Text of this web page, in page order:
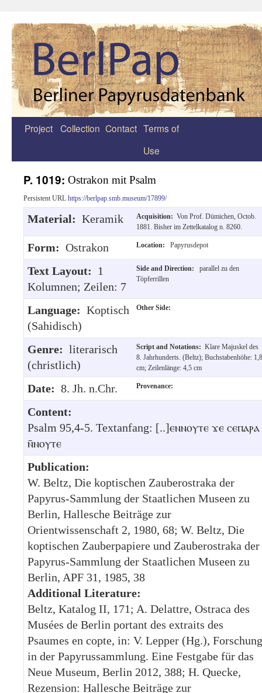
Zum
Project Collection Contact Terms of
Use
P. 1019: Ostrakon mit Psalm
Persistent URL https://berlpap.smb.museum/17899/
Material: Keramik Acquisition: Von Prof. Dümichen, Octob.
1881. Bisher im Zettelkatalog n. 8260.
Form: Ostrakon Location: Papyrusdepot
Text Layout: 1
Kolumnen; Zeilen: 7
Side and Direction:
parallel zu den
Töpferrillen
Language: Koptisch
(Sahidisch)
Other Side:
Genre: literarisch
(christlich)
Script and Notations: Klare Majuskel des
8. Jahrhunderts. (Beltz); Buchstabenhöhe: 1,8
cm; Zeilenlänge: 4,5 cm
Date: 8. Jh. n.Chr. Provenance:
Content:
Psalm 95,4-5. Textanfang: [..]ⲉⲛⲛⲟⲩⲧⲉ ϫⲉ ⲥⲉⲡⲁⲣⲁ
ⲛ̄ⲛⲟⲩⲧⲉ
Publication:
W. Beltz, Die koptischen Zauberostraka der
Papyrus-Sammlung der Staatlichen Museen zu
Berlin, Hallesche Beiträge zur
Orientwissenschaft 2, 1980, 68; W. Beltz, Die
koptischen Zauberpapiere und Zauberostraka der
Papyrus-Sammlung der Staatlichen Museen zu
Berlin, APF 31, 1985, 38
Additional Literature:
Beltz, Katalog II, 171; A. Delattre, Ostraca des
Musées de Berlin portant des extraits des
Psaumes en copte, in: V. Lepper (Hg.), Forschung
in der Papyrussammlung. Eine Festgabe für das
Neue Museum, Berlin 2012, 388; H. Quecke,
Rezension: Hallesche Beiträge zur